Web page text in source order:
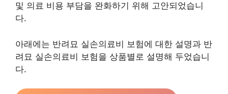
및 의료 비용 부담을 완화하기 위해 고안되었습니
다.
아래에는 반려묘 실손의료비 보험에 대한 설명과 반
려묘 실손의료비 보험을 상품별로 설명해 두었습니
다.